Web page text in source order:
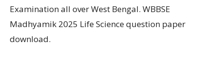
Examination all over West Bengal. WBBSE
Madhyamik 2025 Life Science question paper
download.